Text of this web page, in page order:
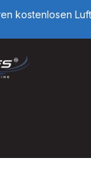
kostenlosen